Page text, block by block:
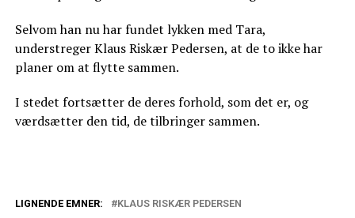
Selvom han nu har fundet lykken med Tara,
understreger Klaus Riskær Pedersen, at de to ikke har
planer om at flytte sammen.
I stedet fortsætter de deres forhold, som det er, og
værdsætter den tid, de tilbringer sammen.
LIGNENDE EMNER: KLAUS RISKÆR PEDERSEN